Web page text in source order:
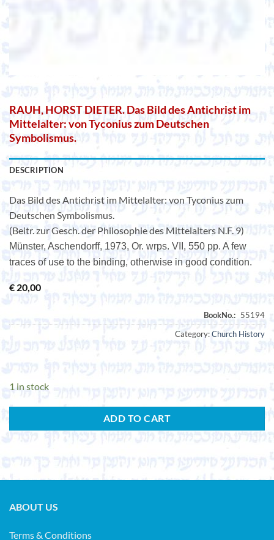
RAUH, HORST DIETER. Das Bild des Antichrist im
Mittelalter: von Tyconius zum Deutschen
Symbolismus.
DESCRIPTION
Das Bild des Antichrist im Mittelalter: von Tyconius zum
Deutschen Symbolismus.
(Beitr. zur Gesch. der Philosophie des Mittelalters N.F. 9)
Münster, Aschendorff, 1973, Or. wrps. VII, 550 pp. A few
traces of use to the binding, otherwise in good condition.
€ 20,00
Category:Church History
1 in stock
ADD TO CART
ABOUT US
Terms & Conditions